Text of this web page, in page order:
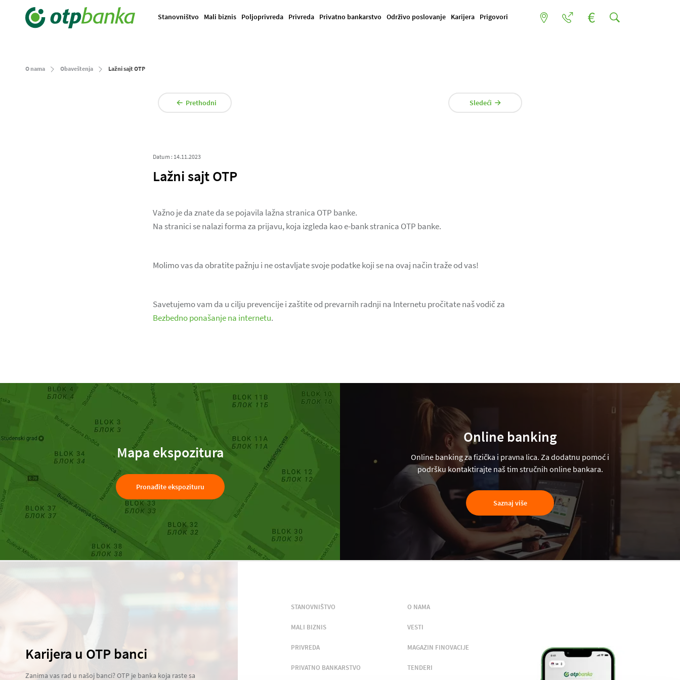
Stanovništvo Mali biznis Poljoprivreda Privreda Privatno bankarstvo Održivo poslovanje Karijera Prigovori
O nama Obaveštenja Lažni sajt OTP
Prethodni Sledeći
Datum : 14.11.2023
Lažni sajt OTP
Važno je da znate da se pojavila lažna stranica OTP banke.
Na stranici se nalazi forma za prijavu, koja izgleda kao e-bank stranica OTP banke.
Molimo vas da obratite pažnju i ne ostavljate svoje podatke koji se na ovaj način traže od vas!
Savetujemo vam da u cilju prevencije i zaštite od prevarnih radnji na Internetu pročitate naš vodič za
Bezbedno ponašanje na internetu.
Mapa ekspozitura
Pronađite ekspozituru
Online banking
Online banking za fizička i pravna lica. Za dodatnu pomoć i
podršku kontaktirajte naš tim stručnih online bankara.
Saznaj više
Karijera u OTP banci
Zanima vas rad u našoj banci? OTP je banka koja raste sa
STANOVNIŠTVO
MALI BIZNIS
PRIVREDA
PRIVATNO BANKARSTVO
O NAMA
VESTI
MAGAZIN FINOVACIJE
TENDERI